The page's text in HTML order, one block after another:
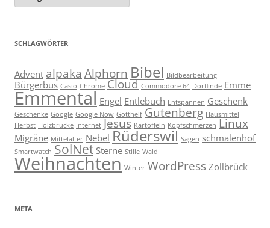
SCHLAGWÖRTER
Advent alpaka Alphorn Bibel Bildbearbeitung
Bürgerbus Casio Chrome Cloud Commodore 64 Dorflinde Emme
Emmental Engel Entlebuch Entspannen Geschenk
Geschenke Google Google Now Gotthelf Gutenberg Hausmittel
Herbst Holzbrücke Internet Jesus Kartoffeln Kopfschmerzen Linux
Migräne Mittelalter Nebel Rüderswil Sagen schmalenhof
Smartwatch SolNet Sterne Stille Wald
Weihnachten Winter WordPress Zollbrück
META